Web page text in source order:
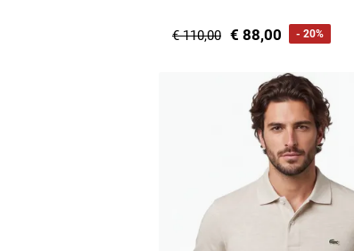
€ 110,00 € 88,00 - 20%